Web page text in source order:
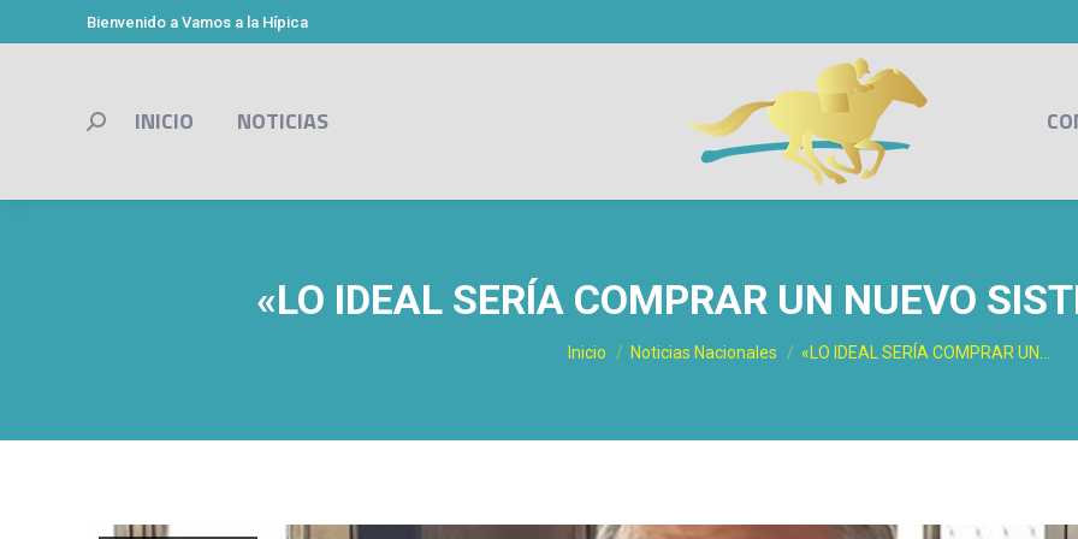
Bienvenido a Vamos a la Hípica
INICIO NOTICIAS
Buscar:
«LO IDEAL SERÍA COMPRAR UN NUEVO
Estás aquí:
Inicio Noticias Nacionales «LO IDEAL SERÍA COMPRAR UN…